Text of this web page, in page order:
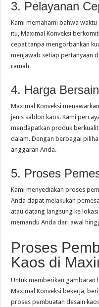
3. Pelayanan
Kami memahami bahwa
itu, Maximal Konveksi
cepat tanpa mengorbankan
menjawab setiap pertanyaan
ramah.
4. Harga
Maximal Konveksi
jenis sablon kaos. Kami
mendapatkan produk
dalam. Dengan berbagai
anggaran Anda.
5. Proses
Kami menyediakan proses
Anda dapat melakukan
atau datang langsung ke
memandu Anda dari awal
Proses
Kaos di
Untuk memberikan gambaran
Maximal Konveksi bekerja,
proses pembuatan desain